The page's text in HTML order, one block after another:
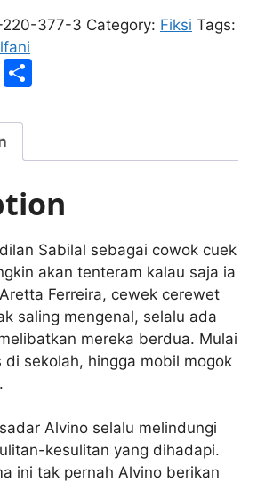
377-3 Category: Fiksi Tags:
T
e
Sabilal sebagai cowok cuek
akan tenteram kalau saja ia
Ferreira, cewek cerewet
saling mengenal, selalu ada
mereka berdua. Mulai
di sekolah, hingga mobil mogok
Alvino selalu melindungi
kesulitan yang dihadapi.
ini tak pernah Alvino berikan